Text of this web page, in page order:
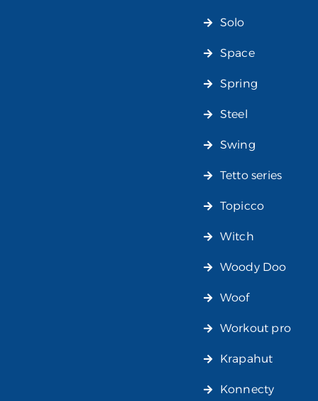
Solo
Space
Spring
Steel
Swing
Tetto series
Topicco
Witch
Woody Doo
Woof
Workout pro
Krapahut
Konnecty